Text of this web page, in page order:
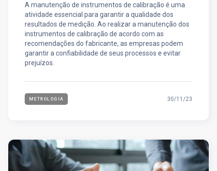
A manutenção de instrumentos de calibração é uma
atividade essencial para garantir a qualidade dos
resultados de medição. Ao realizar a manutenção dos
instrumentos de calibração de acordo com as
recomendações do fabricante, as empresas podem
garantir a confiabilidade de seus processos e evitar
prejuízos.
METROLOGIA 30/11/23